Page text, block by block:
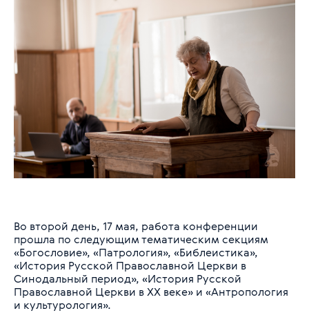
Во второй день, 17 мая, работа конференции
прошла по следующим тематическим секциям
«Богословие», «Патрология», «Библеистика»,
«История Русской Православной Церкви в
Синодальный период», «История Русской
Православной Церкви в XX веке» и «Антропология
и культурология».